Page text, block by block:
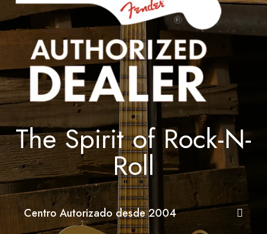
The Spirit of Rock-N-
Roll
Centro Autorizado desde 2004